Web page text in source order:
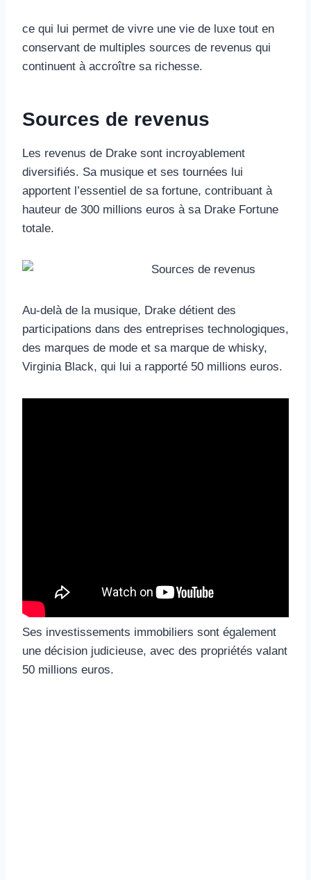
ce qui lui permet de vivre une vie de luxe tout en
conservant de multiples sources de revenus qui
continuent à accroître sa richesse.
Sources de revenus
Les revenus de Drake sont incroyablement
diversifiés. Sa musique et ses tournées lui
apportent l’essentiel de sa fortune, contribuant à
hauteur de 300 millions euros à sa Drake Fortune
totale.
Au-delà de la musique, Drake détient des
participations dans des entreprises technologiques,
des marques de mode et sa marque de whisky,
Virginia Black, qui lui a rapporté 50 millions euros.
Ses investissements immobiliers sont également
une décision judicieuse, avec des propriétés valant
50 millions euros.